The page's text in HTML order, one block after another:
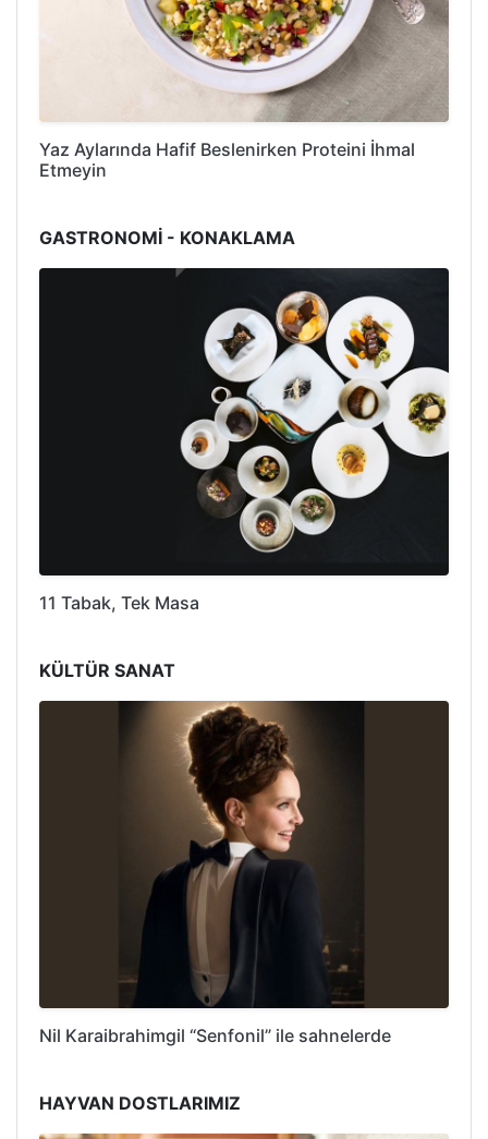
Yaz Aylarında Hafif Beslenirken Proteini İhmal
Etmeyin
GASTRONOMİ - KONAKLAMA
11 Tabak, Tek Masa
KÜLTÜR SANAT
Nil Karaibrahimgil “Senfonil” ile sahnelerde
HAYVAN DOSTLARIMIZ